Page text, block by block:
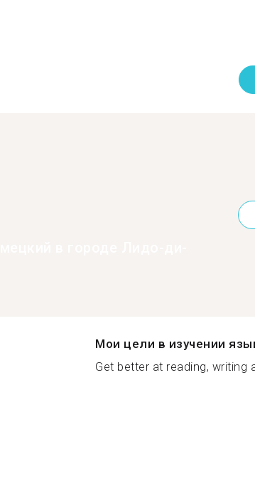
Мои цели в изучении
Get better at reading, writing